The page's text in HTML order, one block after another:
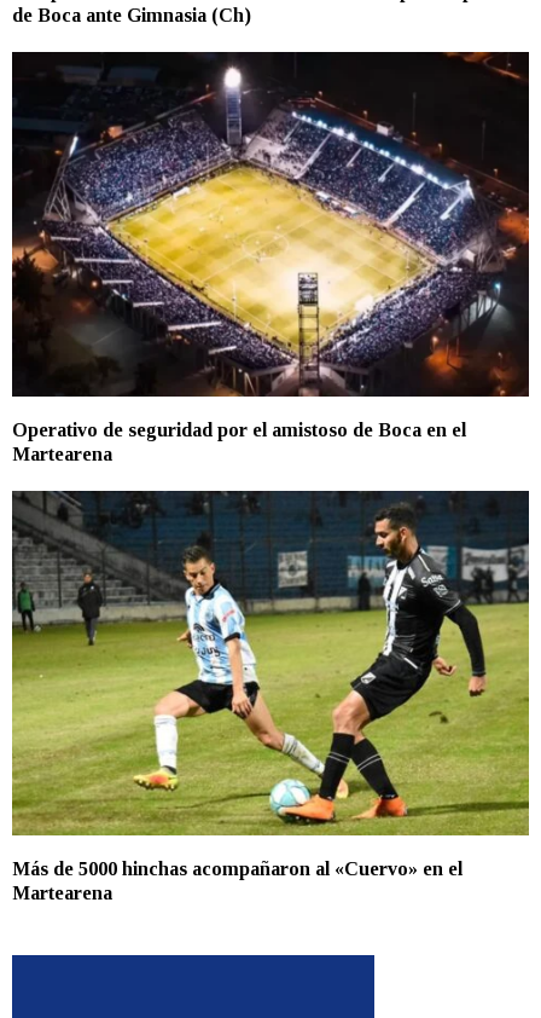
de Boca ante Gimnasia (Ch)
Operativo de seguridad por el amistoso de Boca en el
Martearena
Más de 5000 hinchas acompañaron al «Cuervo» en el
Martearena